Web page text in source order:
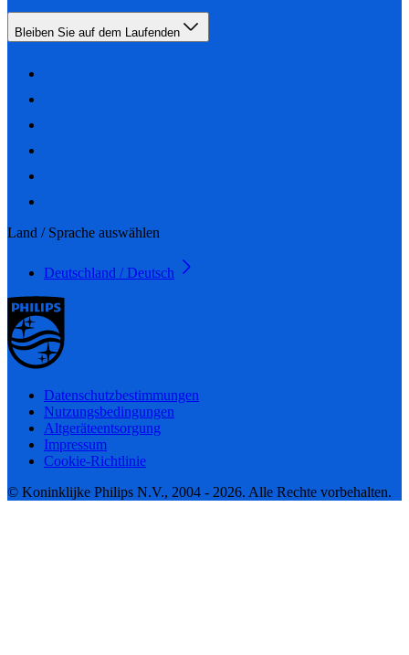
Bleiben Sie auf dem Laufenden
Land / Sprache auswählen
Deutschland / Deutsch
Datenschutzbestimmungen
Nutzungsbedingungen
Altgeräteentsorgung
Impressum
Cookie-Richtlinie
© Koninklijke Philips N.V., 2004 - 2026. Alle Rechte vorbehalten.